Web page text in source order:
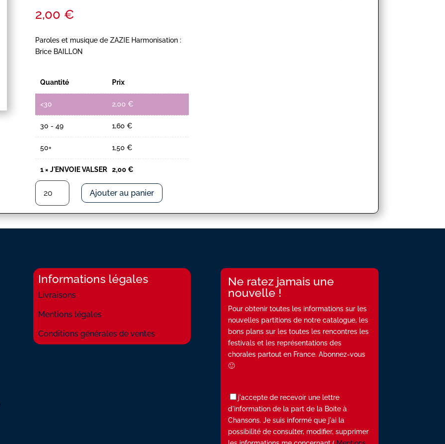
2,00 €
Paroles et musique de ZAZIE Harmonisation :
Brice BAILLON
Quantité Prix
<30 2,00 €
30 - 49 1,60 €
50+ 1,50 €
1 ×J'ENVOIE VALSER 2,00 €
quantité
J'ENVOIE
VALSER
Ajouter au panier
Informations légales
Livraisons
Mentions légales
Conditions générales de ventes
Ne ratez jamais une
nouvelle !
Pour obtenir toutes les informations sur les
nouvelles partitions de notre catalogue, les
bons plans sur les toutes les rencontres les
festivals et les représentations des
chorales partout en France. Abonnez-vous
🙂
j'accepte de recevoir une lettre
d'information de la part de la Boite à
Chansons. Je suis informé que j'ai la
possibilité de consulter, modifier, supprimer